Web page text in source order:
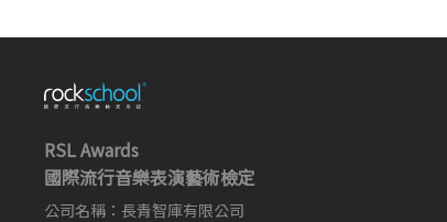
RSL Awards
國際流行音樂表演藝術檢定
公司名稱：長青智庫有限公司